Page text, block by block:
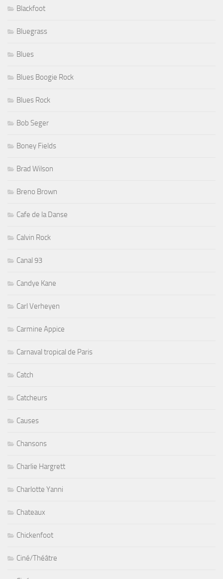
Blackfoot
Bluegrass
Blues
Blues Boogie Rock
Blues Rock
Bob Seger
Boney Fields
Brad Wilson
Breno Brown
Cafe de la Danse
Calvin Rock
Canal 93
Candye Kane
Carl Verheyen
Carmine Appice
Carnaval tropical de Paris
Catch
Catcheurs
Causes
Chansons
Charlie Hargrett
Charlotte Yanni
Chateaux
Chickenfoot
Ciné/Théâtre